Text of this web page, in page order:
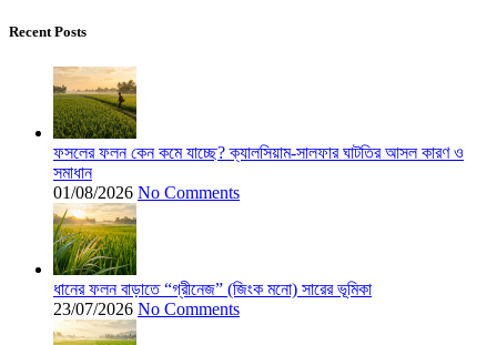
Recent Posts
ফসলের ফলন কেন কমে যাচ্ছে? ক্যালসিয়াম-সালফার ঘাটতির আসল কারণ ও
সমাধান
01/08/2026 No Comments
ধানের ফলন বাড়াতে “গ্রীনেজ” (জিংক মনো) সারের ভূমিকা
23/07/2026 No Comments